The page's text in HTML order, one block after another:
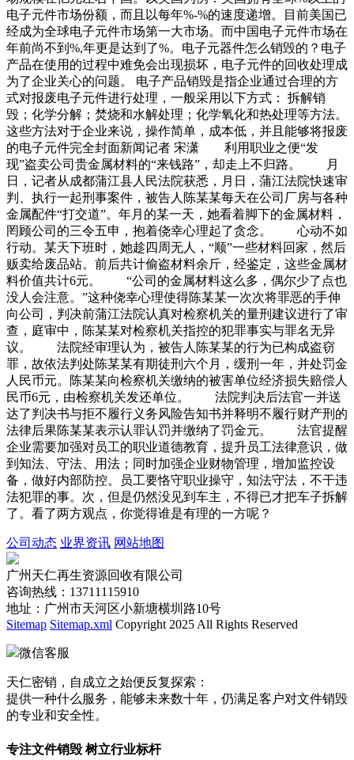
电子元件市场份额，而且以每年%-%的速度递增。目前美国已
经成为全球电子元件市场第一大市场。而中国电子元件市场在
年前尚不到%,年更是达到了%。电子元器件怎么销毁的？电子
产品在使用的过程中难免会出现损坏，电子元件的回收处理成
为了企业关心的问题。 电子产品销毁是指企业通过合理的方
式对报废电子元件进行处理，一般采用以下方式： 拆解销
毁；化学分解；焚烧和水解处理；化学氧化和热处理等方法。
这些方法对于企业来说，操作简单，成本低，并且能够将报废
的电子元件完全封面新闻记者 宋潇 利用职业之便“发
现”盗卖公司贵金属材料的“来钱路”，却走上不归路。 月
日，记者从成都蒲江县人民法院获悉，月日，蒲江法院快速审
判、执行一起刑事案件，被告人陈某某每天在公司厂房与各种
金属配件“打交道”。年月的某一天，她看着脚下的金属材料，
罔顾公司的三令五申，抱着侥幸心理起了贪念。 心动不如
行动。某天下班时，她趁四周无人，“顺”一些材料回家，然后
贩卖给废品站。前后共计偷盗材料余斤，经鉴定，这些金属材
料价值共计6元。 “公司的金属材料这么多，偶尔少了点也
没人会注意。”这种侥幸心理使得陈某某一次次将罪恶的手伸
向公司，判决前蒲江法院认真对检察机关的量刑建议进行了审
查，庭审中，陈某某对检察机关指控的犯罪事实与罪名无异
议。 法院经审理认为，被告人陈某某的行为已构成盗窃
罪，故依法判处陈某某有期徒刑六个月，缓刑一年，并处罚金
人民币元。陈某某向检察机关缴纳的被害单位经济损失赔偿人
民币6元，由检察机关发还单位。 法院判决后法官一并送
达了判决书与拒不履行义务风险告知书并释明不履行财产刑的
法律后果陈某某表示认罪认罚并缴纳了罚金元。 法官提醒
企业需要加强对员工的职业道德教育，提升员工法律意识，做
到知法、守法、用法；同时加强企业财物管理，增加监控设
备，做好内部防控。员工要恪守职业操守，知法守法，不干违
法犯罪的事。次，但是仍然没见到车主，不得已才把车子拆解
了。看了两方观点，你觉得谁是有理的一方呢？
公司动态 业界资讯 网站地图
广州天仁再生资源回收有限公司
咨询热线：13711115910
地址：广州市天河区小新塘横圳路10号
Sitemap Sitemap.xml Copyright 2025 All Rights Reserved
微信客服
天仁密销，自成立之始便反复探索：
提供一种什么服务，能够未来数十年，仍满足客户对文件销毁
的专业和安全性。
专注文件销毁 树立行业标杆